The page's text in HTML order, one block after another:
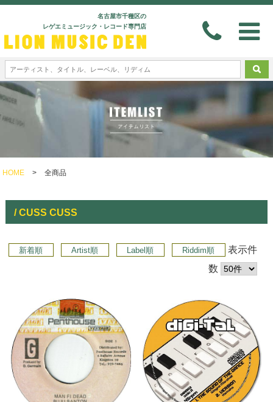
名古屋市千種区の
レゲエミュージック・レコード専門店
HOME > 全商品
/ CUSS CUSS
新着順 Artist順 Label順 Riddim順
表示件
数